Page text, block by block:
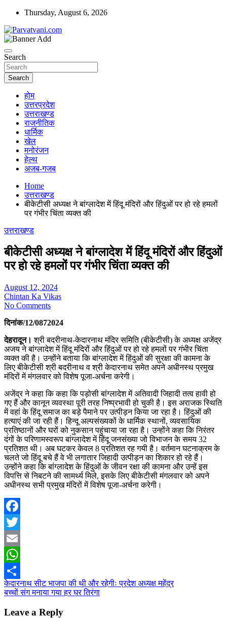
Skip
content
Thursday, August 6, 2026
Parvatvani.com
Search
Search
होम
उत्तरप्रदेश
उत्तराखण्ड
राजनीतिक
धार्मिक
खेल
मनोरंजन
हेल्थ
अजब-गजब
Home
उत्तराखण्ड
बीकेटीसी अध्यक्ष ने बांग्लादेश में हिंदू मंदिरों और हिंदुओं पर हो रहे हमलों
पर गंभीर चिंता व्यक्त की
उत्तराखण्ड
बीकेटीसी अध्यक्ष ने बांग्लादेश में हिंदू मंदिरों और हिंदुओं
पर हो रहे हमलों पर गंभीर चिंता व्यक्त की
August 12, 2024
Chintan Ka Vikas
No Comments
दिनांक/12/0872024
देहरादून। श्री बदरीनाथ-केदारनाथ मंदिर समिति (बीकेटीसी) के अध्यक्ष अजेंद्र
अजय ने बांग्लादेश में हिंदू मंदिरों और हिंदुओं पर हो रहे हमलों पर गंभीर चिंता
व्यक्त की है। उन्होंने बताया कि बांग्लादेश में हिंदुओं की सुरक्षा की कामना के
लिए बीकेटीसी श्री बदरीनाथ व श्री केदारनाथ समेत अपने अधीनस्थ प्रमुख
मंदिरों में मंगलवार को विशेष पूजा-अर्चना करेगी।
अजेंद्र ने कहा कि कहा कि पड़ोसी बांग्लादेश में अतिवादी जिहादी तत्व हावी हो
गए हैं और कानून व्यवस्था पूरी तरह निष्प्रभावी हो चुकी है। इस अराजक स्थिति
में वहां के हिंदू समाज का बड़े पैमाने पर उत्पीड़न किया जा रहा है। हिंदुओं की
हत्याएं की जा रही हैं। हिन्दू अल्पसंख्यकों के धार्मिक स्थानों, व्यवसायिक
प्रतिष्ठानों और घरों को नुकसान पहुंचाया जा रहा है। उन्होंने कहा कि निरंतर
दंगों के परिणामस्वरूप बांग्लादेश में हिंदू जनसंख्या जो विभाजन के समय 32
प्रतिशत थी। अब घटकर केवल 8 प्रतिशत रह गयी है। वर्तमान घटनाक्रम के
चलते जो हिंदू बचे हैं वे भी लगातार जिहादी उत्पीड़न का शिकार हो रहे हैं।
उन्होंने कहा कि बांग्लादेश के हिंदुओं के जीवन रक्षा की कामना और उन्हें इस
विपत्ति से निबटने की सामर्थ्य मिले, इसके लिए बीकेटीसी मंगलवार को अपने
अधीनस्थ सभी प्रमुख मंदिरों में विशेष पूजा-अर्चना करेगी।
Facebook
Twitter
Email
WhatsApp
Share
Post
navigation
केदारनाथ सीट भाजपा की थी और रहेगीः प्रदेश अध्यक्ष महेंद्र
बच्चों संग मनाया गया हर घर तिरंगा
Leave a Reply